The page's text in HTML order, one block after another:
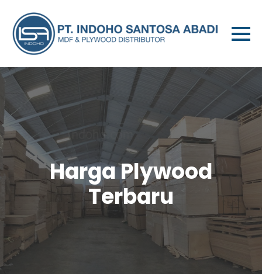
Harga Plywood
Terbaru